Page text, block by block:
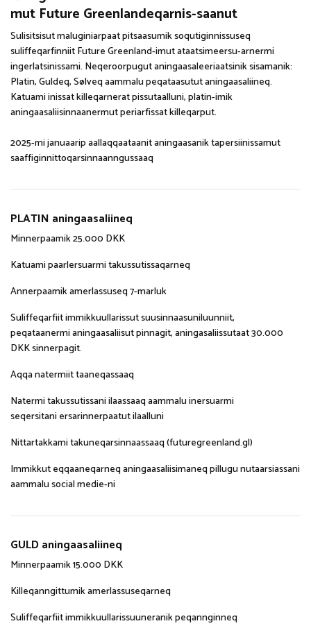
mut Future Greenlandeqarnis-saanut
Sulisitsisut maluginiarpaat pitsaasumik soqutiginnissuseq
suliffeqarfinniit Future Greenland-imut ataatsimeersu-arnermi
ingerlatsinissami. Neqeroorpugut aningaasaleeriaatsinik sisamanik:
Platin, Guldeq, Sølveq aammalu peqataasutut aningaasaliineq.
Katuami inissat killeqarnerat pissutaalluni, platin-imik
aningaasaliisinnaanermut periarfissat killeqarput.
2025-mi januaarip aallaqqaataanit aningaasanik tapersiinissamut
saaffiginnittoqarsinnaanngussaaq
PLATIN aningaasaliineq
Minnerpaamik 25.000 DKK
Katuami paarlersuarmi takussutissaqarneq
Annerpaamik amerlassuseq 7-marluk
Suliffeqarfiit immikkuullarissut suusinnaasuniluunniit,
peqataanermi aningaasaliisut pinnagit, aningasaliissutaat 30.000
DKK sinnerpagit.
Aqqa natermiit taaneqassaaq
Natermi takussutissani ilaassaaq aammalu inersuarmi
seqersitani ersarinnerpaatut ilaalluni
Nittartakkami takuneqarsinnaassaaq (futuregreenland.gl)
Immikkut eqqaaneqarneq aningaasaliisimaneq pillugu nutaarsiassani
aammalu social medie-ni
GULD aningaasaliineq
Minnerpaamik 15.000 DKK
Killeqanngittumik amerlassuseqarneq
Suliffeqarfiit immikkuullarissuuneranik peqannginneq